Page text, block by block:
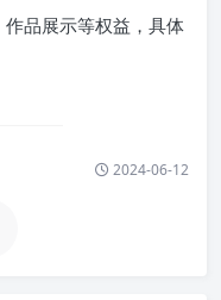
品展示等权益，具体
2024-06-12